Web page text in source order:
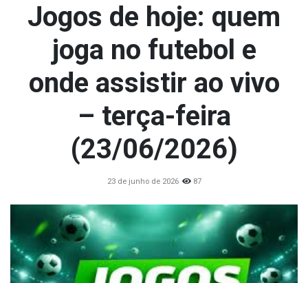
Jogos de hoje: quem
joga no futebol e
onde assistir ao vivo
– terça-feira
(23/06/2026)
23 de junho de 2026 87